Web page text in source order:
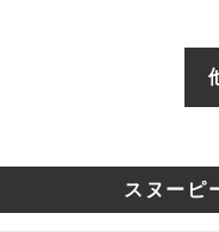
スヌーピ